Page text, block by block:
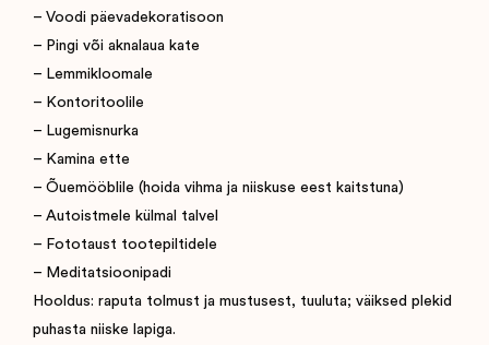
– Voodi päevadekoratisoon
– Pingi või aknalaua kate
– Lemmikloomale
– Kontoritoolile
– Lugemisnurka
– Kamina ette
– Õuemööblile (hoida vihma ja niiskuse eest kaitstuna)
– Autoistmele külmal talvel
– Fototaust tootepiltidele
– Meditatsioonipadi
Hooldus: raputa tolmust ja mustusest, tuuluta; väiksed plekid
puhasta niiske lapiga.